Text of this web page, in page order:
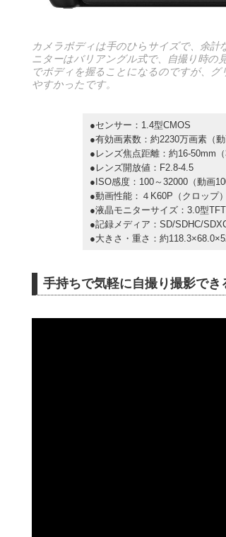
カメラボディは手のひらサイズで、余
ニターはバリアングル式で、自撮り時の
でボディを握ることになるのですが、
やすかったです。
●センサー：1.4型CMOS
●有効画素数：約2230万画素（動
●レンズ焦点距離：約16-50mm（
●レンズ開放値：F2.8-4.5
●ISO感度：100～32000（動画
●動画性能：４K60P（クロップ）
●液晶モニターサイズ：3.0型
●記録メディア：SD/SDHC/
●大きさ・重さ：約
手持ちで気軽に自撮り撮影でき